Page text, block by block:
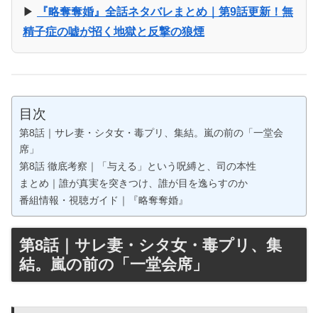
▶︎
『略奪奪婚』全話ネタバレまとめ｜第9話更新！無
精子症の嘘が招く地獄と反撃の狼煙
目次
第8話｜サレ妻・シタ女・毒プリ、集結。嵐の前の「一堂会
席」
第8話 徹底考察｜「与える」という呪縛と、司の本性
まとめ｜誰が真実を突きつけ、誰が目を逸らすのか
番組情報・視聴ガイド｜『略奪奪婚』
第8話｜サレ妻・シタ女・毒プリ、集
結。嵐の前の「一堂会席」